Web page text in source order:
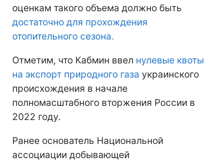
оценкам такого объема должно быть
достаточно для прохождения
отопительного сезона.
Отметим, что Кабмин ввел нулевые квоты
на экспорт природного газа украинского
происхождения в начале
полномасштабного вторжения России в
2022 году.
Ранее основатель Национальной
ассоциации добывающей